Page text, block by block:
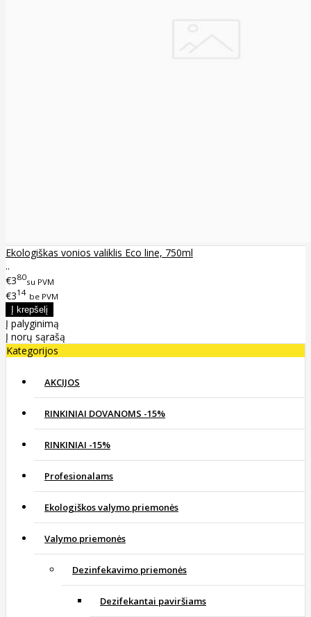
Ekologiškas vonios valiklis Eco line, 750ml
..
€380su PVM
€314 be PVM
Į palyginimą
Į norų sąrašą
Kategorijos
AKCIJOS
RINKINIAI DOVANOMS -15%
RINKINIAI -15%
Profesionalams
Ekologiškos valymo priemonės
Valymo priemonės
Dezinfekavimo priemonės
Dezifekantai paviršiams